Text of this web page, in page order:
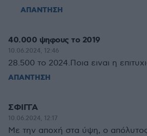
ΑΠΑΝΤΗΣΗ
40.000 ψηφους το 2019
10.06.2024, 12:46
28.500 το 2024.Ποια ειναι η
ΑΠΑΝΤΗΣΗ
ΣΦΙΓΓΑ
10.06.2024, 12:17
Με την αποχή στα ύψη, ο